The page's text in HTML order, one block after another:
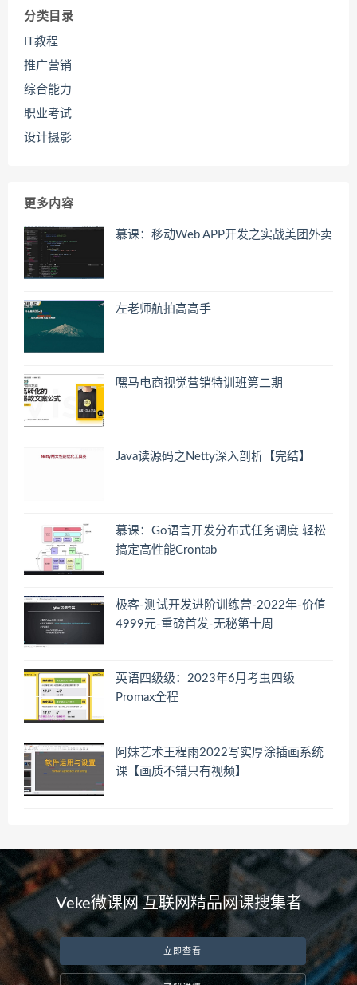
分类目录
IT教程
推广营销
综合能力
职业考试
设计摄影
更多内容
慕课：移动Web APP开发之实战美团外卖
左老师航拍高高手
嘿马电商视觉营销特训班第二期
Java读源码之Netty深入剖析【完结】
慕课：Go语言开发分布式任务调度 轻松
搞定高性能Crontab
极客-测试开发进阶训练营-2022年-价值
4999元-重磅首发-无秘第十周
英语四级级：2023年6月考虫四级
Promax全程
阿妹艺术王程雨2022写实厚涂插画系统
课【画质不错只有视频】
Veke微课网 互联网精品网课搜集者
立即查看